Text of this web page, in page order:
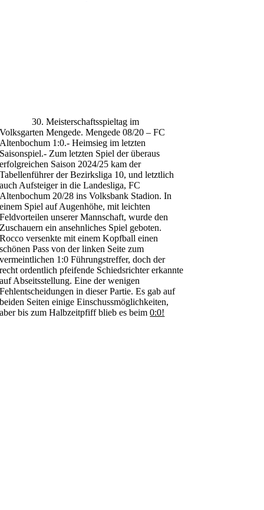
30. Meisterschaftsspieltag im
Volksgarten Mengede. Mengede 08/20 – FC
Altenbochum 1:0.- Heimsieg im letzten
Saisonspiel.- Zum letzten Spiel der überaus
erfolgreichen Saison 2024/25 kam der
Tabellenführer der Bezirksliga 10, und letztlich
auch Aufsteiger in die Landesliga, FC
Altenbochum 20/28 ins Volksbank Stadion. In
einem Spiel auf Augenhöhe, mit leichten
Feldvorteilen unserer Mannschaft, wurde den
Zuschauern ein ansehnliches Spiel geboten.
Rocco versenkte mit einem Kopfball einen
schönen Pass von der linken Seite zum
vermeintlichen 1:0 Führungstreffer, doch der
recht ordentlich pfeifende Schiedsrichter erkannte
auf Abseitsstellung. Eine der wenigen
Fehlentscheidungen in dieser Partie. Es gab auf
beiden Seiten einige Einschussmöglichkeiten,
aber bis zum Halbzeitpfiff blieb es beim0:0!